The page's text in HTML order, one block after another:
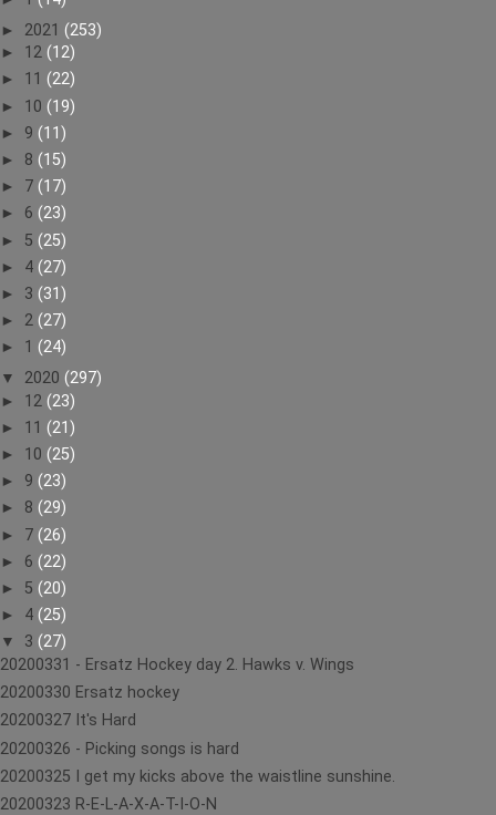
► 2021 (253)
► 12 (12)
► 11 (22)
► 10 (19)
► 9 (11)
► 8 (15)
► 7 (17)
► 6 (23)
► 5 (25)
► 4 (27)
► 3 (31)
► 2 (27)
► 1 (24)
▼ 2020 (297)
► 12 (23)
► 11 (21)
► 10 (25)
► 9 (23)
► 8 (29)
► 7 (26)
► 6 (22)
► 5 (20)
► 4 (25)
▼ 3 (27)
20200331 - Ersatz Hockey day 2. Hawks v. Wings
20200330 Ersatz hockey
20200327 It's Hard
20200326 - Picking songs is hard
20200325 I get my kicks above the waistline sunshine.
20200323 R-E-L-A-X-A-T-I-O-N